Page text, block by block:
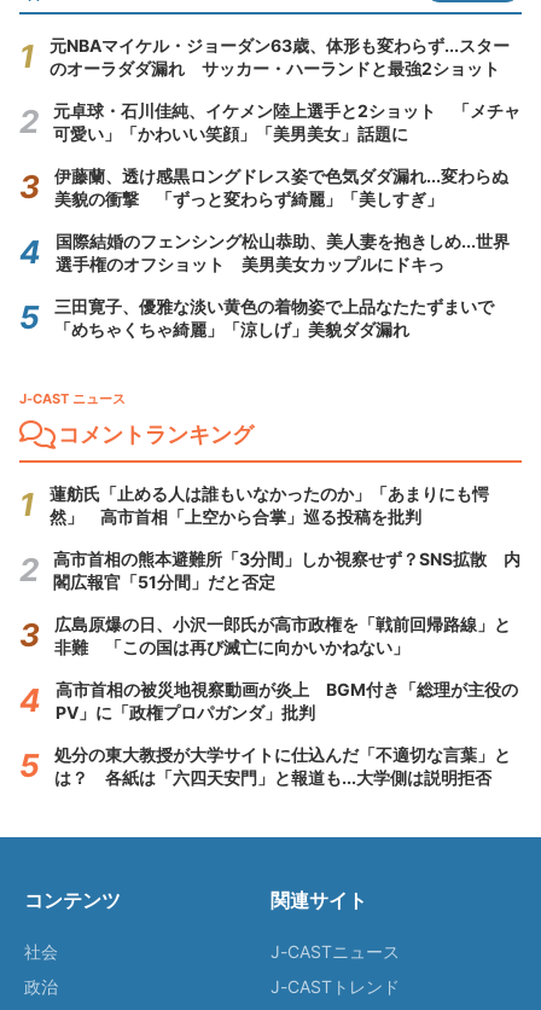
元NBAマイケル・ジョーダン63歳、体形も変わらず...スター
のオーラダダ漏れ サッカー・ハーランドと最強2ショット
元卓球・石川佳純、イケメン陸上選手と2ショット 「メチャ
可愛い」「かわいい笑顔」「美男美女」話題に
伊藤蘭、透け感黒ロングドレス姿で色気ダダ漏れ...変わらぬ
美貌の衝撃 「ずっと変わらず綺麗」「美しすぎ」
国際結婚のフェンシング松山恭助、美人妻を抱きしめ...世界
選手権のオフショット 美男美女カップルにドキっ
三田寛子、優雅な淡い黄色の着物姿で上品なたたずまいで
「めちゃくちゃ綺麗」「涼しげ」美貌ダダ漏れ
J-CAST ニュース
コメントランキング
蓮舫氏「止める人は誰もいなかったのか」「あまりにも愕
然」 高市首相「上空から合掌」巡る投稿を批判
高市首相の熊本避難所「3分間」しか視察せず？SNS拡散 内
閣広報官「51分間」だと否定
広島原爆の日、小沢一郎氏が高市政権を「戦前回帰路線」と
非難 「この国は再び滅亡に向かいかねない」
高市首相の被災地視察動画が炎上 BGM付き「総理が主役の
PV」に「政権プロパガンダ」批判
処分の東大教授が大学サイトに仕込んだ「不適切な言葉」と
は？ 各紙は「六四天安門」と報道も...大学側は説明拒否
コンテンツ
社会
政治
関連サイト
J-CASTニュース
J-CASTトレンド